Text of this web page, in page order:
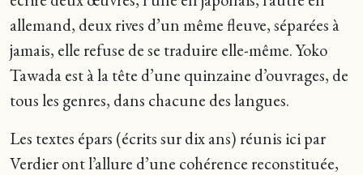
allemand, deux rives d’un même fleuve, séparées à
jamais, elle refuse de se traduire elle-même. Yoko
Tawada est à la tête d’une quinzaine d’ouvrages, de
tous les genres, dans chacune des langues.
Les textes épars (écrits sur dix ans) réunis ici par
Verdier ont l’allure d’une cohérence reconstituée,